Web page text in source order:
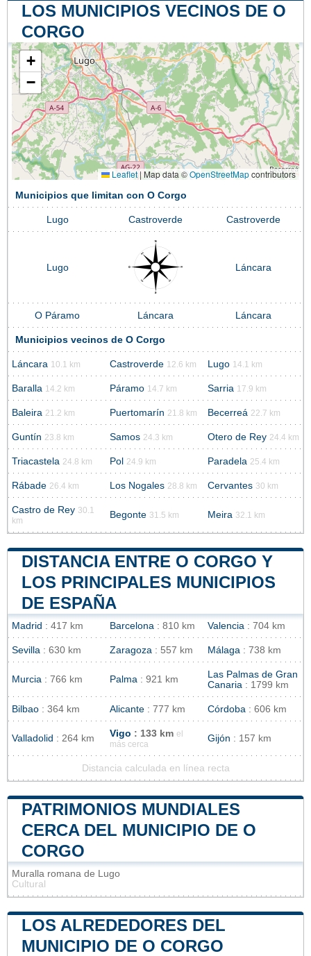
LOS MUNICIPIOS VECINOS DE O
CORGO
+
−
Leaflet | Map data ©OpenStreetMapcontributors
Municipios que limitan con O Corgo
Lugo Castroverde Castroverde
Lugo Láncara
O Páramo Láncara Láncara
Municipios vecinos de O Corgo
Láncara 10.1 km Castroverde 12.6 km Lugo 14.1 km
Baralla 14.2 km Páramo 14.7 km Sarria 17.9 km
Baleira 21.2 km Puertomarín 21.8 km Becerreá 22.7 km
Guntín 23.8 km Samos 24.3 km Otero de Rey 24.4 km
Triacastela 24.8 km Pol 24.9 km Paradela 25.4 km
Rábade 26.4 km Los Nogales 28.8 km Cervantes 30 km
Castro de Rey 30.1
km
Begonte 31.5 km Meira 32.1 km
DISTANCIA ENTRE O CORGO Y
LOS PRINCIPALES MUNICIPIOS
DE ESPAÑA
Madrid : 417 km Barcelona : 810 km Valencia : 704 km
Sevilla : 630 km Zaragoza : 557 km Málaga : 738 km
Murcia : 766 km Palma : 921 km
Las Palmas de Gran
Canaria : 1799 km
Bilbao : 364 km Alicante : 777 km Córdoba : 606 km
Valladolid : 264 km Vigo : 133 km el
más cerca
Gijón : 157 km
Distancia calculada en línea recta
PATRIMONIOS MUNDIALES
CERCA DEL MUNICIPIO DE O
CORGO
Muralla romana de Lugo
Cultural
LOS ALREDEDORES DEL
MUNICIPIO DE O CORGO